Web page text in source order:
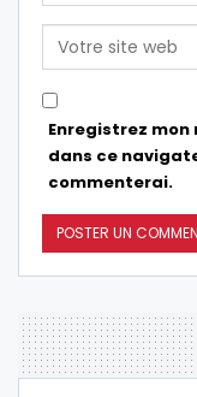
Enregistrez
dans ce
commenterai.